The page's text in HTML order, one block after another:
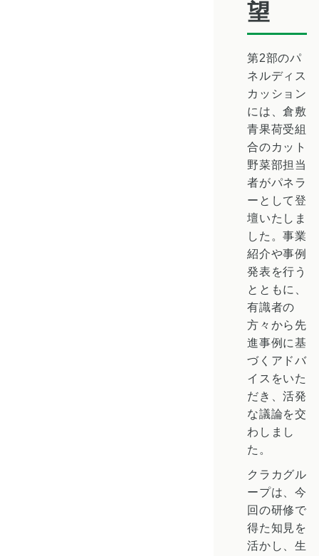
望
第2部のパ
ネルディス
カッション
には、倉敷
青果荷受組
合のカット
野菜部担当
者がパネラ
ーとして登
壇いたしま
した。事業
紹介や事例
発表を行う
とともに、
有識者の
方々から先
進事例に基
づくアドバ
イスをいた
だき、活発
な議論を交
わしまし
た。
クラカグル
ープは、今
回の研修で
得た知見を
活かし、生